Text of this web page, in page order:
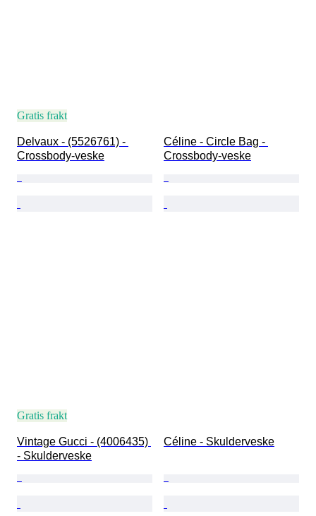
Gratis frakt
Delvaux - (5526761) -
Crossbody-veske
Céline - Circle Bag -
Crossbody-veske
Gratis frakt
Vintage Gucci - (4006435)
- Skulderveske
Céline - Skulderveske